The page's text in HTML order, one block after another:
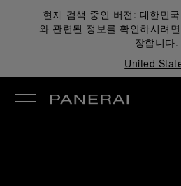
현재 검색 중인 버전: 대한민국
와 관련된 정보를 확인하시려
장합니다.
United